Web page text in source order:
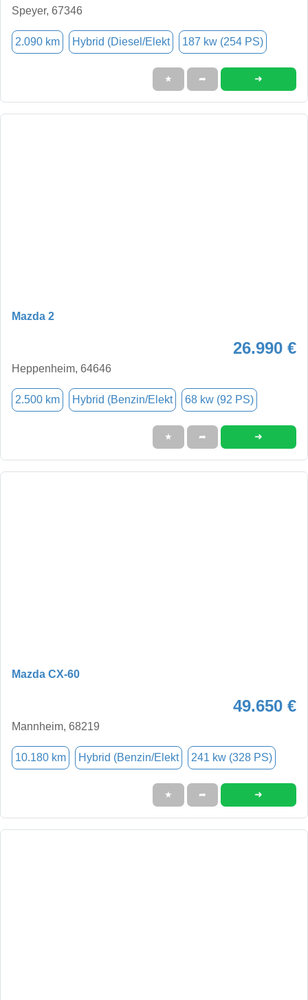
Speyer, 67346
2.090 km Hybrid (Diesel/Elekt 187 kw (254 PS)
★ ➦ ➜
Mazda 2
26.990 €
Heppenheim, 64646
2.500 km Hybrid (Benzin/Elekt 68 kw (92 PS)
★ ➦ ➜
Mazda CX-60
49.650 €
Mannheim, 68219
10.180 km Hybrid (Benzin/Elekt 241 kw (328 PS)
★ ➦ ➜